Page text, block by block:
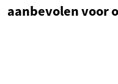
aanbevolen voor